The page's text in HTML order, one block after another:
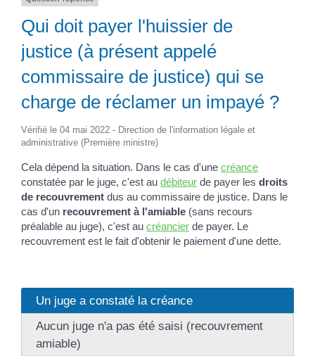
Qui doit payer l'huissier de
justice (à présent appelé
commissaire de justice) qui se
charge de réclamer un impayé ?
Vérifié le 04 mai 2022 - Direction de l'information légale et
administrative (Première ministre)
Cela dépend la situation. Dans le cas d'une créance
constatée par le juge, c'est au débiteur de payer les droits
de recouvrement dus au commissaire de justice. Dans le
cas d'un recouvrement à l'amiable (sans recours
préalable au juge), c'est au créancier de payer. Le
recouvrement est le fait d'obtenir le paiement d'une dette.
Un juge a constaté la créance
Aucun juge n'a pas été saisi (recouvrement
amiable)